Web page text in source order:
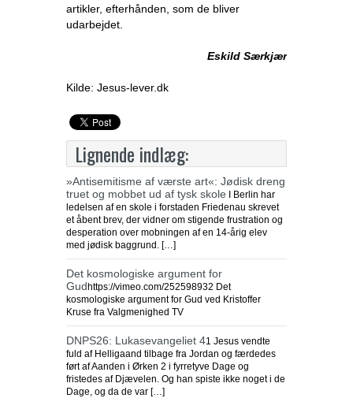
artikler, efterhånden, som de bliver
udarbejdet.
Eskild Særkjær
Kilde: Jesus-lever.dk
Lignende indlæg:
»Antisemitisme af værste art«: Jødisk dreng
truet og mobbet ud af tysk skole I Berlin har
ledelsen af en skole i forstaden Friedenau skrevet
et åbent brev, der vidner om stigende frustration og
desperation over mobningen af en 14-årig elev
med jødisk baggrund. […]
Det kosmologiske argument for
Gudhttps://vimeo.com/252598932 Det
kosmologiske argument for Gud ved Kristoffer
Kruse fra Valgmenighed TV
DNPS26: Lukasevangeliet 41 Jesus vendte
fuld af Helligaand tilbage fra Jordan og færdedes
ført af Aanden i Ørken 2 i fyrretyve Dage og
fristedes af Djævelen. Og han spiste ikke noget i de
Dage, og da de var […]